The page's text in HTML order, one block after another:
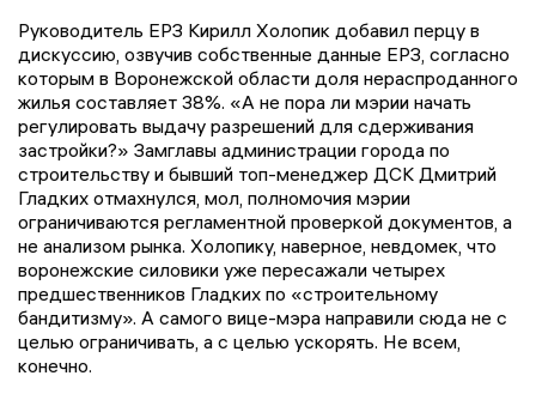
Руководитель ЕРЗ Кирилл Холопик добавил перцу в
дискуссию, озвучив собственные данные ЕРЗ, согласно
которым в Воронежской области доля нераспроданного
жилья составляет 38%. «А не пора ли мэрии начать
регулировать выдачу разрешений для сдерживания
застройки?» Замглавы администрации города по
строительству и бывший топ-менеджер ДСК Дмитрий
Гладких отмахнулся, мол, полномочия мэрии
ограничиваются регламентной проверкой документов, а
не анализом рынка. Холопику, наверное, невдомек, что
воронежские силовики уже пересажали четырех
предшественников Гладких по «строительному
бандитизму». А самого вице-мэра направили сюда не с
целью ограничивать, а с целью ускорять. Не всем,
конечно.